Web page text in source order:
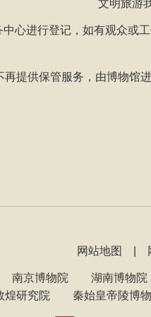
文明旅游
心进行登记，如有观众或
提供保管服务，由博物馆
网站地图
南京博物院 湖南博物院
煌研究院 秦始皇帝陵博